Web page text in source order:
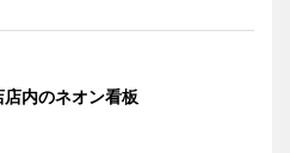
内のネオン看板